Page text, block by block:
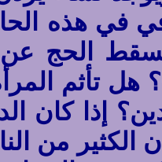
في هذه
الحج عن
تأثم
إذا كان
الكثير من